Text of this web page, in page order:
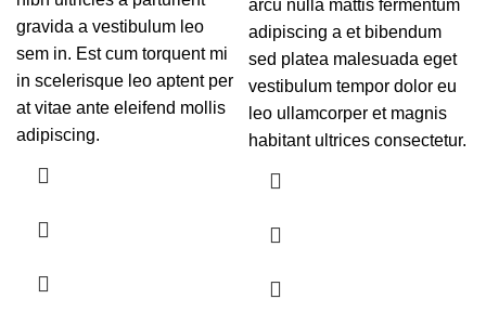
gravida a vestibulum leo
sem in. Est cum torquent mi
in scelerisque leo aptent per
at vitae ante eleifend mollis
adipiscing.
arcu nulla mattis fermentum
adipiscing a et bibendum
sed platea malesuada eget
vestibulum tempor dolor eu
leo ullamcorper et magnis
habitant ultrices consectetur.